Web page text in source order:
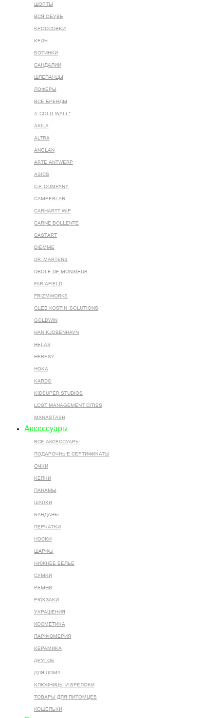
ШОРТЫ
ВСЯ ОБУВЬ
КРОССОВКИ
КЕДЫ
БОТИНКИ
САНДАЛИИ
ШЛЕПАНЦЫ
ЛОФЕРЫ
ВСЕ БРЕНДЫ
A-COLD-WALL*
AKILA
ALTRA
ANGLAN
ARTE ANTWERP
ASICS
C.P. COMPANY
CAMPERLAB
CARHARTT WIP
CARNE BOLLENTE
CASTART
DIEMME
DR. MARTENS
DROLE DE MONSIEUR
FAR AFIELD
FRIZMWORKS
GLEB KOSTIN .SOLUTIONS
GOLDWIN
HAN KJOBENHAVN
HELAS
HERESY
HOKA
KARDO
KIDSUPER STUDIOS
LOST MANAGEMENT CITIES
MANASTASH
Аксессуары
ВСЕ AКСЕССУАРЫ
ПОДАРОЧНЫЕ СЕРТИФИКАТЫ
ОЧКИ
КЕПКИ
ПАНАМЫ
ШАПКИ
БАНДАНЫ
ПЕРЧАТКИ
НОСКИ
ШАРФЫ
НИЖНЕЕ БЕЛЬЕ
СУМКИ
РЕМНИ
РЮКЗАКИ
УКРАШЕНИЯ
КОСМЕТИКА
ПАРФЮМЕРИЯ
КЕРАМИКА
ДРУГОЕ
ДЛЯ ДОМА
КЛЮЧНИЦЫ И БРЕЛОКИ
ТОВАРЫ ДЛЯ ПИТОМЦЕВ
КОШЕЛЬКИ